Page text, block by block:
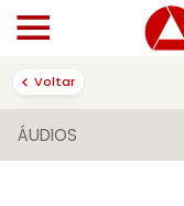
Voltar
ÁUDIOS